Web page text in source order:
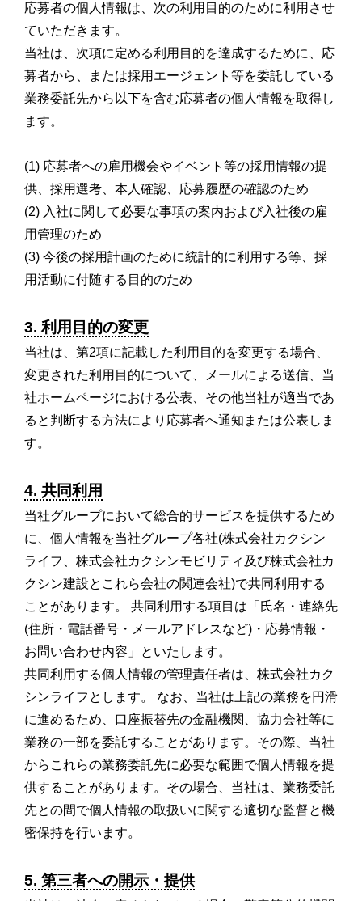
応募者の個人情報は、次の利用目的のために利用させ
ていただきます。
当社は、次項に定める利用目的を達成するために、応
募者から、または採用エージェント等を委託している
業務委託先から以下を含む応募者の個人情報を取得し
ます。
(1) 応募者への雇用機会やイベント等の採用情報の提
供、採用選考、本人確認、応募履歴の確認のため
(2) 入社に関して必要な事項の案内および入社後の雇
用管理のため
(3) 今後の採用計画のために統計的に利用する等、採
用活動に付随する目的のため
3. 利用目的の変更
当社は、第2項に記載した利用目的を変更する場合、
変更された利用目的について、メールによる送信、当
社ホームページにおける公表、その他当社が適当であ
ると判断する方法により応募者へ通知または公表しま
す。
4. 共同利用
当社グループにおいて総合的サービスを提供するため
に、個人情報を当社グループ各社(株式会社カクシン
ライフ、株式会社カクシンモビリティ及び株式会社カ
クシン建設とこれら会社の関連会社)で共同利用する
ことがあります。 共同利用する項目は「氏名・連絡先
(住所・電話番号・メールアドレスなど)・応募情報・
お問い合わせ内容」といたします。
共同利用する個人情報の管理責任者は、株式会社カク
シンライフとします。 なお、当社は上記の業務を円滑
に進めるため、口座振替先の金融機関、協力会社等に
業務の一部を委託することがあります。その際、当社
からこれらの業務委託先に必要な範囲で個人情報を提
供することがあります。その場合、当社は、業務委託
先との間で個人情報の取扱いに関する適切な監督と機
密保持を行います。
5. 第三者への開示・提供